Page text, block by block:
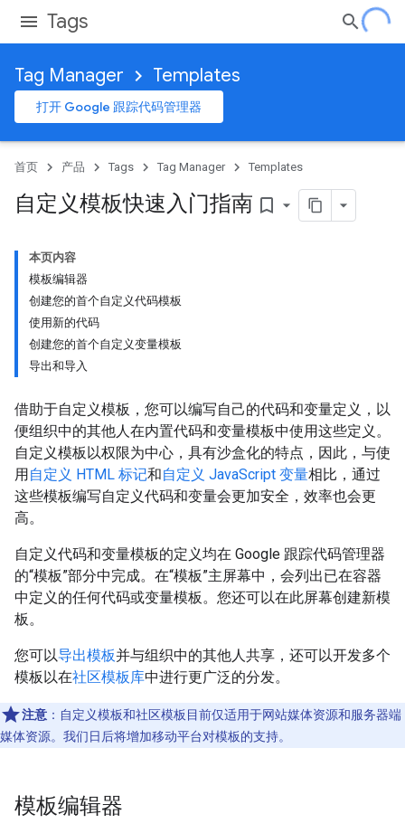
Tags
Tag Manager Templates
打开 Google 跟踪代码管理器
首页 产品 Tags Tag Manager Templates
自定义模板快速入门指南 bookmark_border
本页内容
模板编辑器
创建您的首个自定义代码模板
使用新的代码
创建您的首个自定义变量模板
导出和导入
借助于自定义模板，您可以编写自己的代码和变量定义，以
便组织中的其他人在内置代码和变量模板中使用这些定义。
自定义模板以权限为中心，具有沙盒化的特点，因此，与使
用自定义 HTML 标记和自定义 JavaScript 变量相比，通过
这些模板编写自定义代码和变量会更加安全，效率也会更
高。
自定义代码和变量模板的定义均在 Google 跟踪代码管理器
的“模板”部分中完成。 在“模板”主屏幕中，会列出已在容器
中定义的任何代码或变量模板。您还可以在此屏幕创建新模
板。
您可以导出模板并与组织中的其他人共享，还可以开发多个
模板以在社区模板库中进行更广泛的分发。
注意 ：自定义模板和社区模板目前仅适用于网站媒体资源和服务器端
媒体资源。我们日后将增加移动平台对模板的支持。
模板编辑器